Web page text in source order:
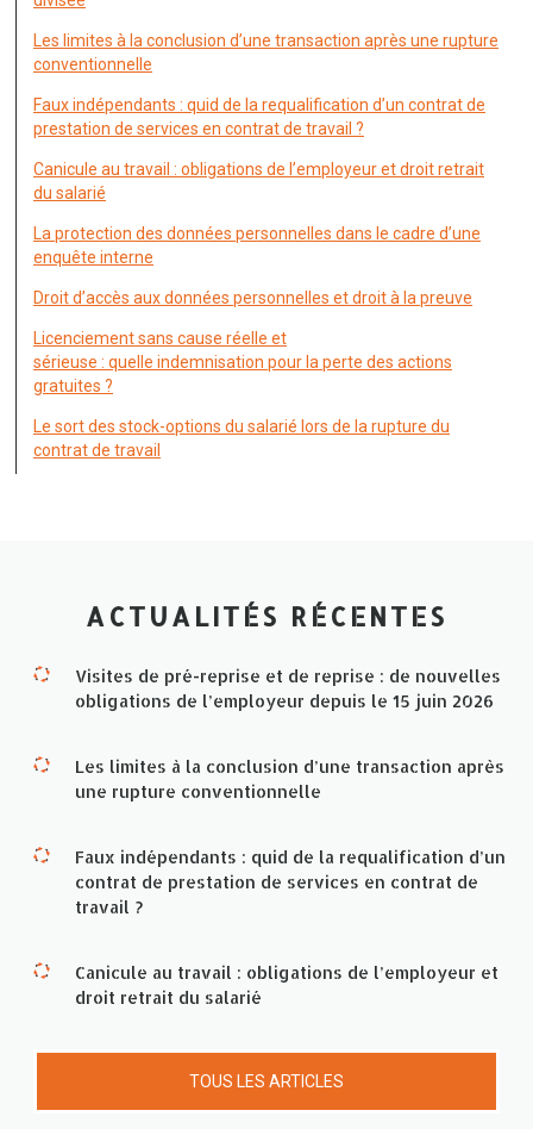
Les limites à la conclusion d’une transaction après une rupture
conventionnelle
Faux indépendants : quid de la requalification d’un contrat de
prestation de services en contrat de travail ?
Canicule au travail : obligations de l’employeur et droit retrait
du salarié
La protection des données personnelles dans le cadre d’une
enquête interne
Droit d’accès aux données personnelles et droit à la preuve
Licenciement sans cause réelle et
sérieuse : quelle indemnisation pour la perte des actions
gratuites ?
Le sort des stock-options du salarié lors de la rupture du
contrat de travail
ACTUALITÉS RÉCENTES
Visites de pré-reprise et de reprise : de nouvelles
obligations de l’employeur depuis le 15 juin 2026
Les limites à la conclusion d’une transaction après
une rupture conventionnelle
Faux indépendants : quid de la requalification d’un
contrat de prestation de services en contrat de
travail ?
Canicule au travail : obligations de l’employeur et
droit retrait du salarié
TOUS LES ARTICLES